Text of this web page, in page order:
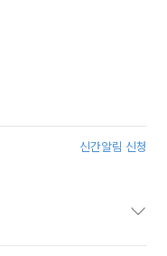
신간알림 신청